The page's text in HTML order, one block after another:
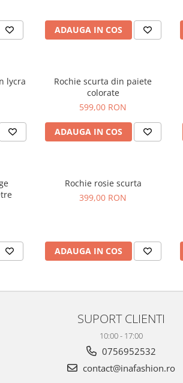
ADAUGA IN COS
lycra
Rochie scurta din paiete
colorate
599,00 RON
ADAUGA IN COS
Rochie rosie scurta
399,00 RON
ADAUGA IN COS
SUPORT CLIENTI
10:00 - 17:00
0756952532
contact@inafashion.ro